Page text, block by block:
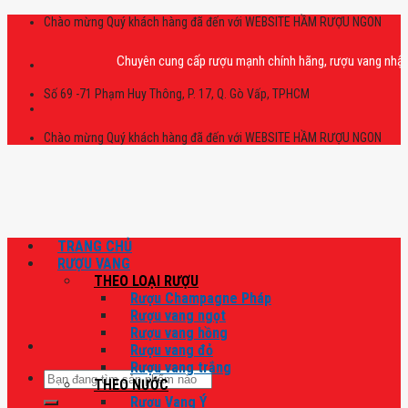
Skip
Chào mừng Quý khách hàng đã đến với WEBSITE HẦM RƯỢU NGON
Chuyên cung cấp rượu mạnh chính hãng, rượu vang nhập
Số 69 -71 Phạm Huy Thông, P. 17, Q. Gò Vấp, TPHCM
Chào mừng Quý khách hàng đã đến với WEBSITE HẦM RƯỢU NGON
Tìm
kiếm:
TRANG CHỦ
RƯỢU VANG
THEO LOẠI RƯỢU
Rượu Champagne Pháp
Rượu vang ngọt
Rượu vang hồng
Rượu vang đỏ
Rượu vang trắng
THEO NƯỚC
Rượu Vang Ý